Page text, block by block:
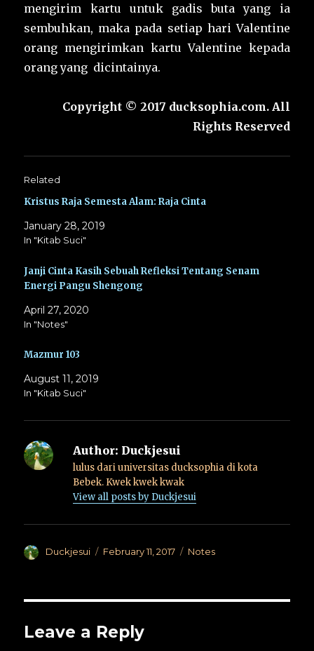
mengirim kartu untuk gadis buta yang ia
sembuhkan, maka pada setiap hari Valentine
orang mengirimkan kartu Valentine kepada
orang yang dicintainya.
Copyright © 2017 ducksophia.com. All
Rights Reserved
Related
Kristus Raja Semesta Alam: Raja Cinta
January 28, 2019
In "Kitab Suci"
Janji Cinta Kasih Sebuah Refleksi Tentang Senam
Energi Pangu Shengong
April 27, 2020
In "Notes"
Mazmur 103
August 11, 2019
In "Kitab Suci"
Author: Duckjesui
lulus dari universitas ducksophia di kota
Bebek. Kwek kwek kwak
View all posts by Duckjesui
Author
Duckjesui
Posted
February 11, 2017 Categories
Notes
Leave a Reply